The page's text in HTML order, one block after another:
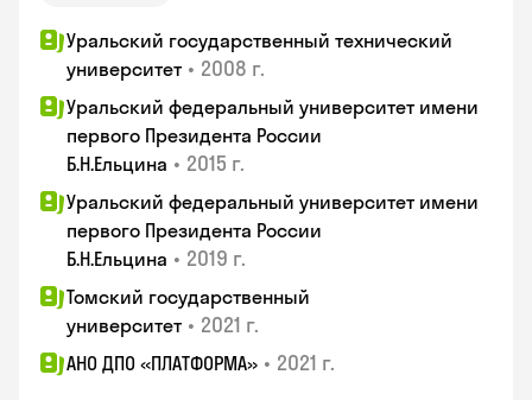
Уральский государственный технический
университет • 2008 г.
Уральский федеральный университет имени
первого Президента России
Б.Н.Ельцина • 2015 г.
Уральский федеральный университет имени
первого Президента России
Б.Н.Ельцина • 2019 г.
Томский государственный
университет • 2021 г.
АНО ДПО «ПЛАТФОРМА» • 2021 г.